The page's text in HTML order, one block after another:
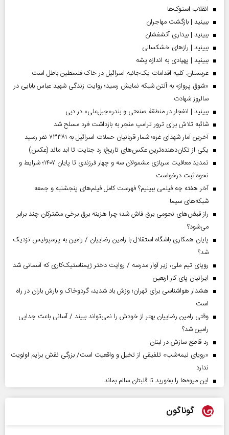
انقلاب استوک‌ها
ببینید | بازگشت مهاجران
ببینید | بیداری آتشفشان
ببینید | رازهای خشکسالی
ببینید | پهپادی به اندازه پشه
عربستان: کلیه اقدامات یک‌جانبه اسرائیل در خاک فلسطین باطل است
«شوق پرواز» به آنتن شبکه نمایش رسید؛ روایت زندگی شهید عباس بابایی در
سالروز شهادت
ببینید | انفجار در منطقۀ صنعتی و بندر«جبل‌علی» در دبی
شائبه تلاش برای ترور ترامپ منجر به بازداشت فرد مسلح شد
آخرین آمار شهدای غزه؛ شمار قربانیان حملات اسرائیل به ۷۳۳۸۱ نفر رسید
یکی از تکان‌دهنده‌ترین عکس‌های تاریخ؛ رد جنایت تا ابد ماند (عکس)
تمدید معافیت سربازی مشمولان سه و چهار فرزندی تا پایان ۱۴۰۷؛ شرایط و
نحوه ثبت درخواست
آخر هفته چه فیلمی ببینیم؟ فهرست کامل فیلم‌های پنجشنبه و جمعه
شبکه‌های سیما
راز قبض‌های نجومی برق فاش شد؛ چرا هزینه برق برخی مشترکان چند برابر
می‌شود؟
پایان همکاری باشگاه استقلال با رامین رضاییان / رامین به پرسپولیس نزدیک
شد؟
رویای تیم ملی، زیر آوار مدرسه / روایت دختر ژیمناستیک‌کاری که آسمانی شد
ایرانیان پای کار اربعین
هشدار هواشناسی برای تهران؛ وزش باد شدید، گردوخاک و بارش باران در راه
است
وقتی رامین رضاییان بهتر از خودش را نمی‌تواند ببیند / آسانی باعث جدایی
رامین شد؟
رد قاطع سازش در لبنان
«رویای نیمه‌شب» تلفیقی از تخیل و واقعیت است/ بزرگی نقش برایم اولویت
ندارد
این میوه‌ها را بخورید تا قلبتان سالم بماند
گوناگون